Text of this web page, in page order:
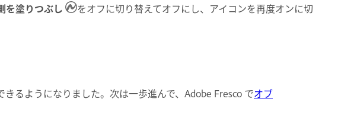
を塗りつぶし
をオフに切り替えてオフにし、アイコンを再度オンに切
るようになりました。次は一歩進んで、Adobe Fresco でオブ